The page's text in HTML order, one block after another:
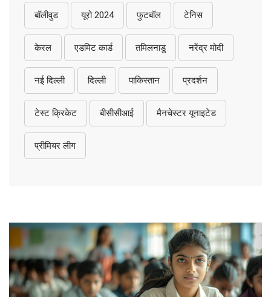
बॉलीवुड यूरो 2024 फुटबॉल टेनिस
केरल एडमिट कार्ड तमिलनाडु नरेंद्र मोदी
नई दिल्ली दिल्ली पाकिस्तान प्रदर्शन
टेस्ट क्रिकेट बीसीसीआई मैनचेस्टर यूनाइटेड
प्रीमियर लीग